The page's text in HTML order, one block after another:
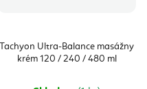
Tachyon Ultra-Balance masážny
krém 120 / 240 / 480 ml